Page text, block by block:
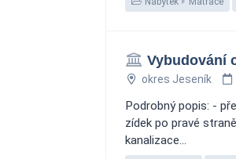
Vybudování
okres Jeseník
Podrobný popis: -
zídek po pravé
kanalizace...